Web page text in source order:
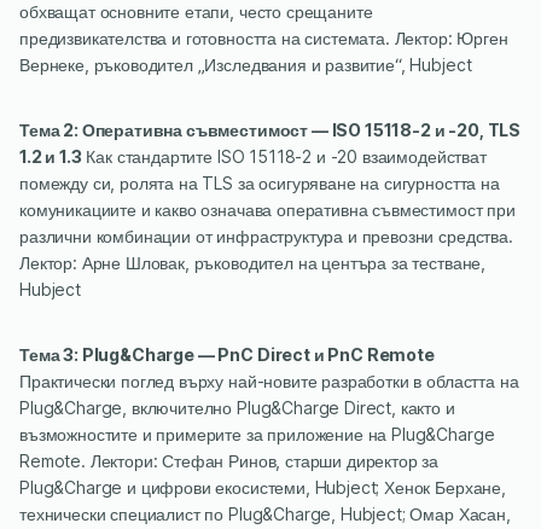
обхващат основните етапи, често срещаните
предизвикателства и готовността на системата. Лектор: Юрген
Вернеке, ръководител „Изследвания и развитие“, Hubject
Тема 2: Оперативна съвместимост — ISO 15118-2 и -20, TLS
1.2 и 1.3 Как стандартите ISO 15118-2 и -20 взаимодействат
помежду си, ролята на TLS за осигуряване на сигурността на
комуникациите и какво означава оперативна съвместимост при
различни комбинации от инфраструктура и превозни средства.
Лектор: Арне Шловак, ръководител на центъра за тестване,
Hubject
Тема 3: Plug&Charge — PnC Direct и PnC Remote
Практически поглед върху най-новите разработки в областта на
Plug&Charge, включително Plug&Charge Direct, както и
възможностите и примерите за приложение на Plug&Charge
Remote. Лектори: Стефан Ринов, старши директор за
Plug&Charge и цифрови екосистеми, Hubject; Хенок Берхане,
технически специалист по Plug&Charge, Hubject; Омар Хасан,